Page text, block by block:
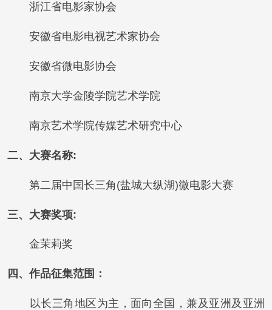
浙江省电影家协会
安徽省电影电视艺术家协会
安徽省微电影协会
南京大学金陵学院艺术学院
南京艺术学院传媒艺术研究中心
二、大赛名称:
第二届中国长三角(盐城大纵湖)微电影大赛
三、大赛奖项:
金茉莉奖
四、作品征集范围：
以长三角地区为主，面向全国，兼及亚洲及亚洲